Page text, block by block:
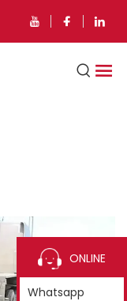
ONLINE
Whatsapp